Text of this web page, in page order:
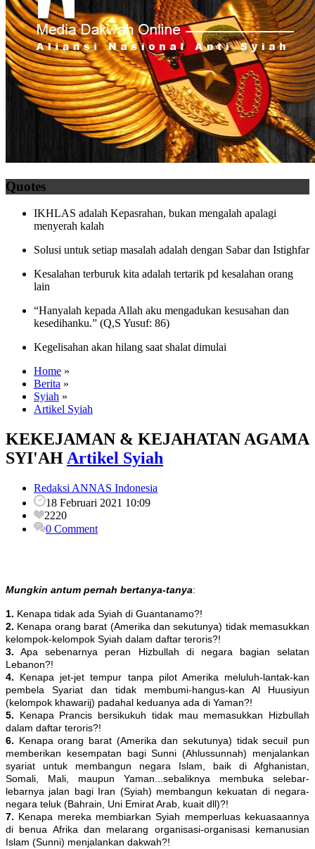
Quotes
IKHLAS adalah Kepasrahan, bukan mengalah apalagi
menyerah kalah
Solusi untuk setiap masalah adalah dengan Sabar dan Istighfar
Kesalahan terburuk kita adalah tertarik pd kesalahan orang
lain
“Hanyalah kepada Allah aku mengadukan kesusahan dan
kesedihanku.” (Q,S Yusuf: 86)
Kegelisahan akan hilang saat shalat dimulai
Home »
Berita »
Syiah »
Artikel Syiah
KEKEJAMAN & KEJAHATAN AGAMA
SYI'AHArtikel Syiah
Redaksi ANNAS Indonesia
18 Februari 2021 10:09
2220
0 Comment
Mungkin antum pernah bertanya-tanya:
1. Kenapa tidak ada Syiah di Guantanamo?!
2. Kenapa orang barat (Amerika dan sekutunya) tidak memasukkan
kelompok-kelompok Syiah dalam daftar teroris?!
3. Apa sebenarnya peran Hizbullah di negara bagian selatan
Lebanon?!
4. Kenapa jet-jet tempur tanpa pilot Amerika meluluh-lantak-kan
pembela Syariat dan tidak membumi-hangus-kan Al Huusiyun
(kelompok khawarij) padahal keduanya ada di Yaman?!
5. Kenapa Prancis bersikukuh tidak mau memasukkan Hizbullah
dalam daftar teroris?!
6. Kenapa orang barat (Amerika dan sekutunya) tidak secuil pun
memberikan kesempatan bagi Sunni (Ahlussunnah) menjalankan
syariat untuk membangun negara Islam, baik di Afghanistan,
Somali, Mali, maupun Yaman...sebaliknya membuka selebar-
lebarnya jalan bagi Iran (Syiah) membangun kekuatan di negara-
negara teluk (Bahrain, Uni Emirat Arab, kuait dll)?!
7. Kenapa mereka membiarkan Syiah memperluas kekuasaannya
di benua Afrika dan melarang organisasi-organisasi kemanusian
Islam (Sunni) menjalankan dakwah?!